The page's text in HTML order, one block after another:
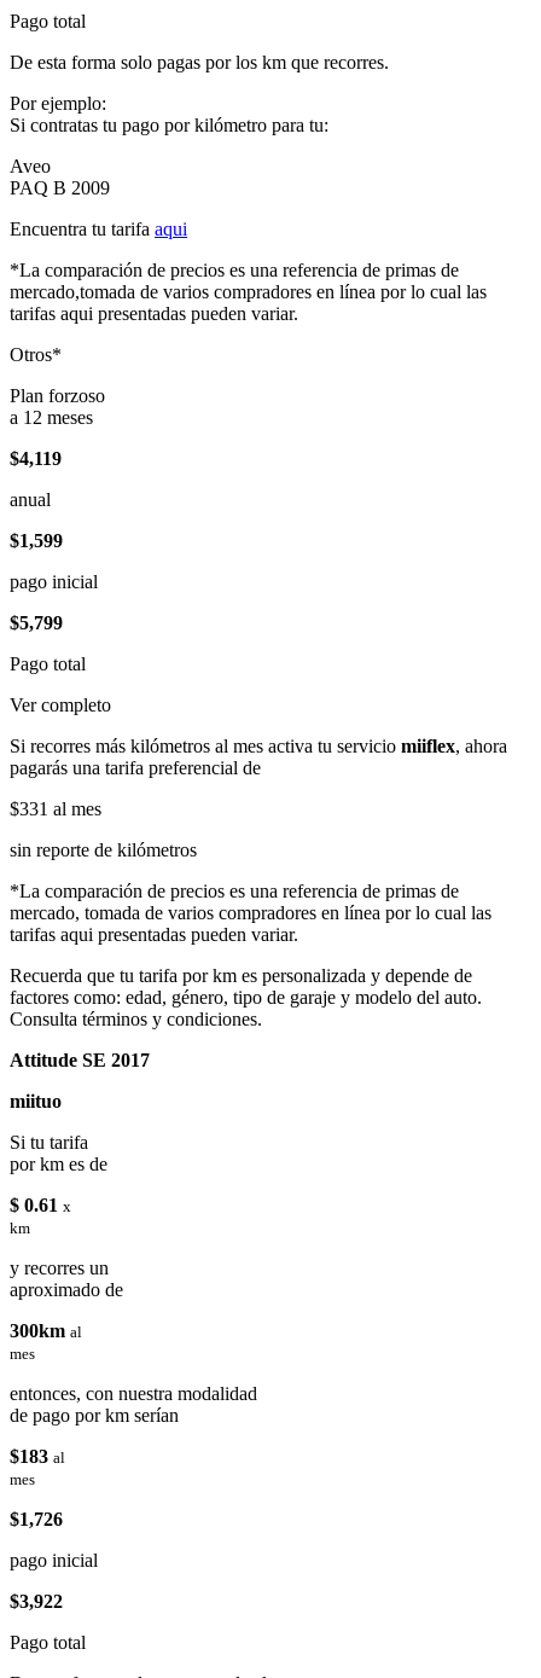
Pago total
De esta forma solo pagas por los km que recorres.
Por ejemplo:
Si contratas tu pago por kilómetro para tu:
Aveo
PAQ B 2009
Encuentra tu tarifa aqui
*La comparación de precios es una referencia de primas de
mercado,tomada de varios compradores en línea por lo cual las
tarifas aqui presentadas pueden variar.
Otros*
Plan forzoso
a 12 meses
$4,119
anual
$1,599
pago inicial
$5,799
Pago total
Ver completo
Si recorres más kilómetros al mes activa tu servicio miiflex, ahora
pagarás una tarifa preferencial de
$331 al mes
sin reporte de kilómetros
*La comparación de precios es una referencia de primas de
mercado, tomada de varios compradores en línea por lo cual las
tarifas aqui presentadas pueden variar.
Recuerda que tu tarifa por km es personalizada y depende de
factores como: edad, género, tipo de garaje y modelo del auto.
Consulta términos y condiciones.
Attitude SE 2017
miituo
Si tu tarifa
por km es de
$ 0.61 x
km
y recorres un
aproximado de
300km al
mes
entonces, con nuestra modalidad
de pago por km serían
$183 al
mes
$1,726
pago inicial
$3,922
Pago total